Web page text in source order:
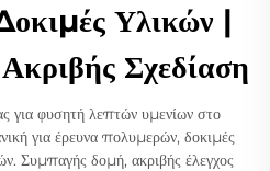
Υλικών |
Σχεδίαση
για φυσητή λεπτών υμενίων στο
για έρευνα πολυμερών, δοκιμές
Συμπαγής δομή, ακριβής έλεγχος